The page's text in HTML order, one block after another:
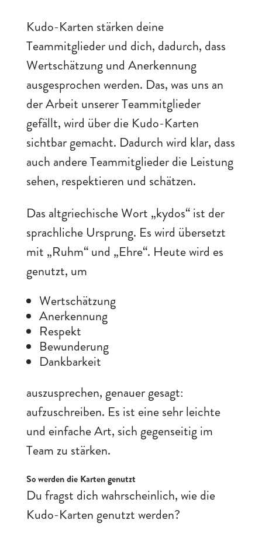
Kudo-Karten stärken deine
Teammitglieder und dich, dadurch, dass
Wertschätzung und Anerkennung
ausgesprochen werden. Das, was uns an
der Arbeit unserer Teammitglieder
gefällt, wird über die Kudo-Karten
sichtbar gemacht. Dadurch wird klar, dass
auch andere Teammitglieder die Leistung
sehen, respektieren und schätzen.
Das altgriechische Wort „kydos“ ist der
sprachliche Ursprung. Es wird übersetzt
mit „Ruhm“ und „Ehre“. Heute wird es
genutzt, um
Wertschätzung
Anerkennung
Respekt
Bewunderung
Dankbarkeit
auszusprechen, genauer gesagt:
aufzuschreiben. Es ist eine sehr leichte
und einfache Art, sich gegenseitig im
Team zu stärken.
So werden die Karten genutzt
Du fragst dich wahrscheinlich, wie die
Kudo-Karten genutzt werden?